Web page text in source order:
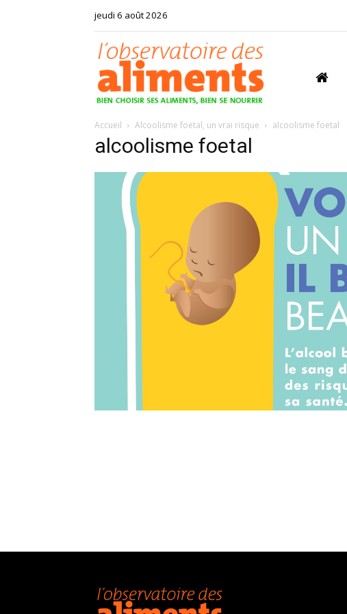
jeudi 6 août 2026
aliments
Accueil Alcoolisme foetal, un vrai risque alcoolisme foetal
alcoolisme foetal